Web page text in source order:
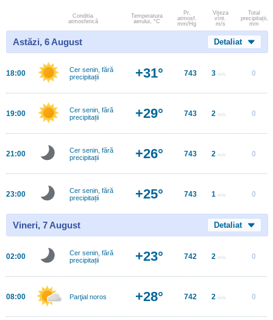
Conditia
atmosferică
Temperatura
aerului, °C
Pr.
atmosf.
mm/Hg
Viteza
vînt.
m/s
Total
precipitații,
mm
Astăzi, 6 August Detaliat
18:00
Cer senin, fără
precipitații
+31° 743 3 m/s 0
19:00
Cer senin, fără
precipitații
+29° 743 2 m/s 0
21:00
Cer senin, fără
precipitații
+26° 743 2 m/s 0
23:00
Cer senin, fără
precipitații
+25° 743 1 m/s 0
Vineri, 7 August Detaliat
02:00
Cer senin, fără
precipitații
+23° 742 2 m/s 0
08:00 Parţial noros +28° 742 2 m/s 0